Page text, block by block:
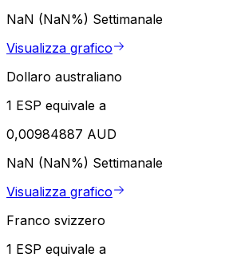
NaN (NaN%) Settimanale
Visualizza grafico
Dollaro australiano
1 ESP equivale a
0,00984887 AUD
NaN (NaN%) Settimanale
Visualizza grafico
Franco svizzero
1 ESP equivale a